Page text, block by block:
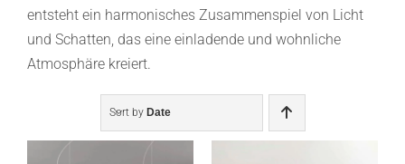
entsteht ein harmonisches Zusammenspiel von Licht
und Schatten, das eine einladende und wohnliche
Atmosphäre kreiert.
Sort by Date